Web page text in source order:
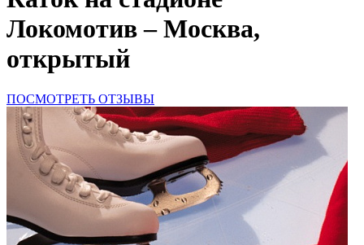
Локомотив – Москва,
открытый
ПОСМОТРЕТЬ ОТЗЫВЫ